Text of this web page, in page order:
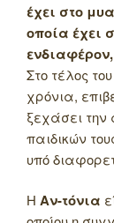
έχει στο
οποία έχει
ενδιαφέρον,
Στο τέλος
χρόνια,
ξεχάσει την
παιδικών
υπό
Η Αν-τόνια